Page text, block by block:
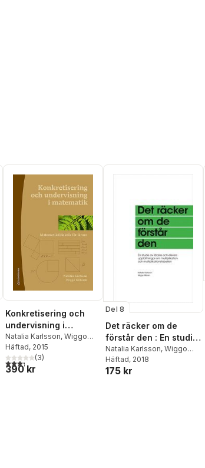
Konkretisering och
undervisning i
matematik -
Matematikdidaktik för
lärare
Natalia Karlsson, Wiggo
Kilborn
Häftad, 2015
3,3utav 5 stjärnor. Totalt antal röster:
(3)
390 kr
Del 8
Det räcker om de
förstår den : En studie
av lärares och elevers
uppfattningar om
multiplikation och
Natalia Karlsson, Wiggo
Kilborn
Häftad, 2018
175 kr